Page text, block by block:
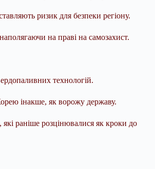
ризик для безпеки регіону.
на праві на самозахист.
технологій.
інакше, як ворожу державу.
раніше розцінювалися як кроки до